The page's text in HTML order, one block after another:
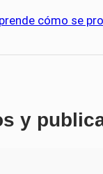
cómo se
y